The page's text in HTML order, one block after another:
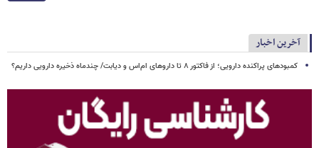
آخرین اخبار
کمبودهای پراکنده دارویی؛ از فاکتور ۸ تا داروهای ام‌اس و دیابت/ چندماه ذخیره دارویی داریم؟